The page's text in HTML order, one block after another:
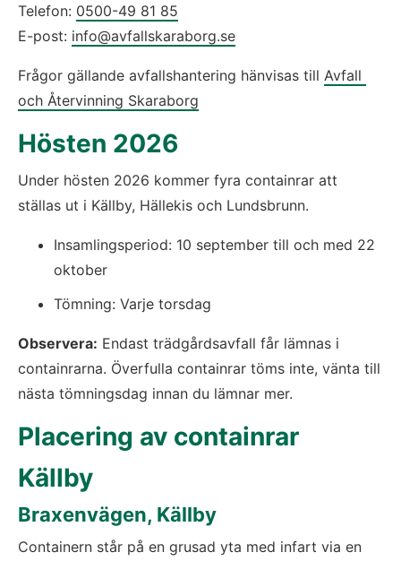
Telefon: 0500-49 81 85
E-post: info@avfallskaraborg.se
Frågor gällande avfallshantering hänvisas till Avfall
och Återvinning Skaraborg
Hösten 2026
Under hösten 2026 kommer fyra containrar att
ställas ut i Källby, Hällekis och Lundsbrunn.
Insamlingsperiod: 10 september till och med 22
oktober
Tömning: Varje torsdag
Observera: Endast trädgårdsavfall får lämnas i
containrarna. Överfulla containrar töms inte, vänta till
nästa tömningsdag innan du lämnar mer.
Placering av containrar
Källby
Braxenvägen, Källby
Containern står på en grusad yta med infart via en